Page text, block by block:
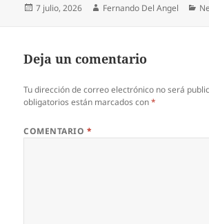
Publicado
7 julio, 2026 Autor
Fernando Del Angel
Deja un comentario
Tu dirección de correo electrónico no será
obligatorios están marcados con*
COMENTARIO *